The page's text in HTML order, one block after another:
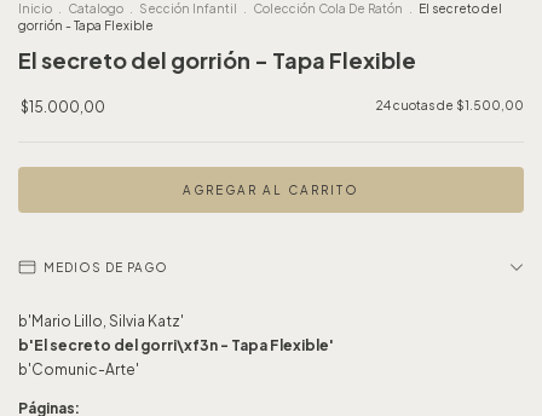
Inicio Catalogo Sección Infantil Colección Cola De Ratón
El secreto del
gorrión - Tapa Flexible
El secreto del gorrión - Tapa Flexible
$15.000,00 24cuotas de $1.500,00
MEDIOS DE PAGO
b'Mario Lillo, Silvia Katz'
b'El secreto del gorri\xf3n - Tapa Flexible'
b'Comunic-Arte'
Páginas: